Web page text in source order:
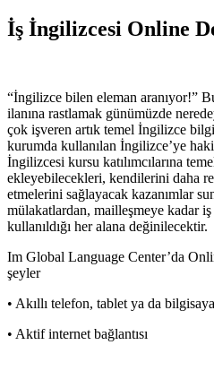
İş İngilizcesi Online
“İngilizce bilen eleman aranıyor!”
ilanına rastlamak günümüzde
çok işveren artık temel İngilizce
kurumda kullanılan İngilizce’ye
İngilizcesi kursu katılımcılarına
ekleyebilecekleri, kendilerini daha
etmelerini sağlayacak kazanımlar
mülakatlardan, mailleşmeye kadar
kullanıldığı her alana değinilecektir.
Im Global Language Center’da
şeyler
• Akıllı telefon, tablet ya da
• Aktif internet bağlantısı